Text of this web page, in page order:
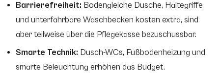
Barrierefreiheit: Bodengleiche Dusche, Haltegriffe
und unterfahrbare Waschbecken kosten extra, sind
aber teilweise über die Pflegekasse bezuschussbar.
Smarte Technik: Dusch-WCs, Fußbodenheizung und
smarte Beleuchtung erhöhen das Budget.